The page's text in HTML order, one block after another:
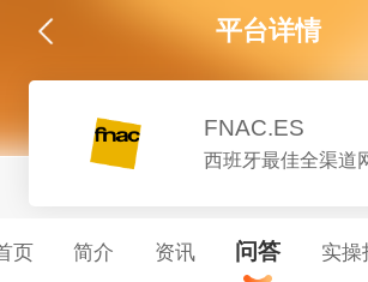
平台详情
FNAC.ES
西班牙最佳全渠道
页 简介 资讯 问答 实操